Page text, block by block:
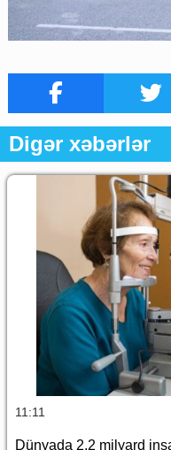
Digər xəbərlər
11:11
Dünyada 2,2 milyard